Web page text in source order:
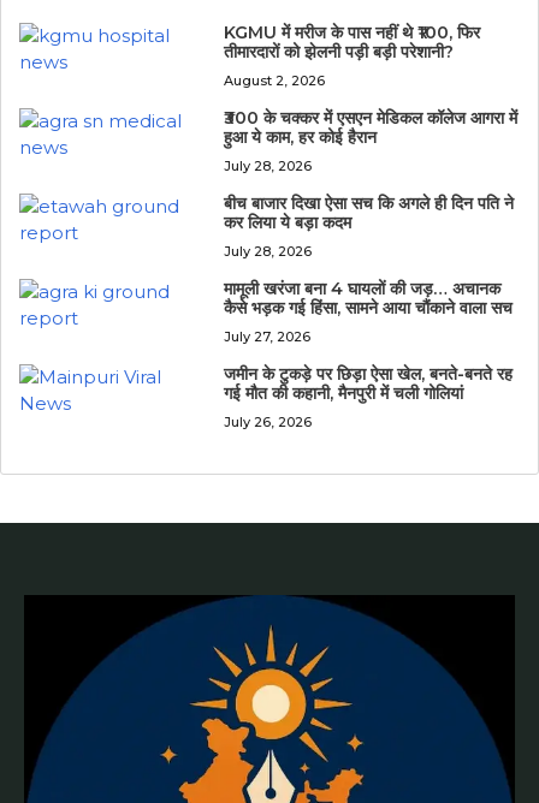
KGMU में मरीज के पास नहीं थे ₹100, फिर
तीमारदारों को झेलनी पड़ी बड़ी परेशानी?
August 2, 2026
₹300 के चक्कर में एसएन मेडिकल कॉलेज आगरा में
हुआ ये काम, हर कोई हैरान
July 28, 2026
बीच बाजार दिखा ऐसा सच कि अगले ही दिन पति ने
कर लिया ये बड़ा कदम
July 28, 2026
मामूली खरंजा बना 4 घायलों की जड़… अचानक
कैसे भड़क गई हिंसा, सामने आया चौंकाने वाला सच
July 27, 2026
जमीन के टुकड़े पर छिड़ा ऐसा खेल, बनते-बनते रह
गई मौत की कहानी, मैनपुरी में चली गोलियां
July 26, 2026